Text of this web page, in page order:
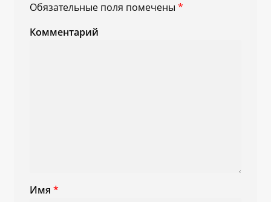
Обязательные поля помечены *
Комментарий
Имя *